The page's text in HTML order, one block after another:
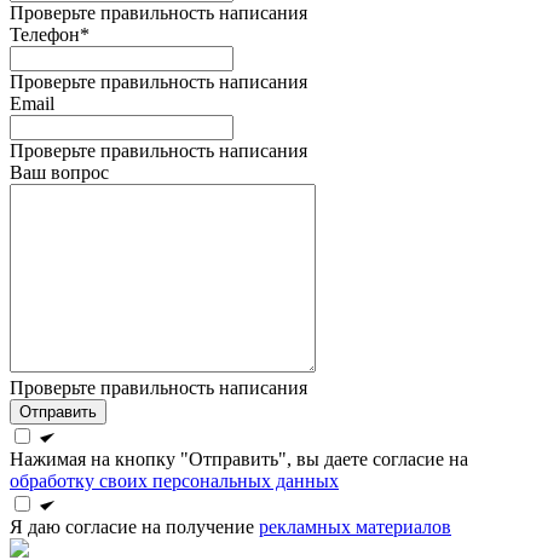
Проверьте правильность написания
Телефон*
Проверьте правильность написания
Email
Проверьте правильность написания
Ваш вопрос
Проверьте правильность написания
Отправить
Нажимая на кнопку "Отправить", вы даете согласие на
обработку своих персональных данных
Я даю согласие на получение рекламных материалов